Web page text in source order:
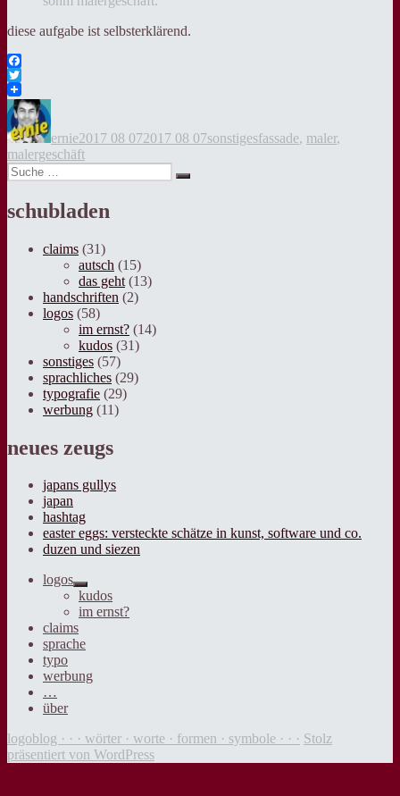
diese aufgabe ist selbsterklärend.
Facebook
Twitter
ernie2017 08 072017 08 07sonstigesfassade, maler,
malergeschäft
Suche
nach:
Suche
schubladen
claims (31)
autsch (15)
das geht (13)
handschriften (2)
logos (58)
im ernst? (14)
kudos (31)
sonstiges (57)
sprachliches (29)
typografie (29)
werbung (11)
neues zeugs
japans gullys
japan
hashtag
easter eggs: versteckte schätze in kunst, software und co.
duzen und siezen
logos
Untermenü
anzeigen
kudos
im ernst?
claims
sprache
typo
werbung
…
über
logoblog · · · wörter · worte · formen · symbole · · · Stolz
präsentiert von WordPress